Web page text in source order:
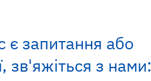
безпечною!
є запитання або
зв'яжіться з нами: